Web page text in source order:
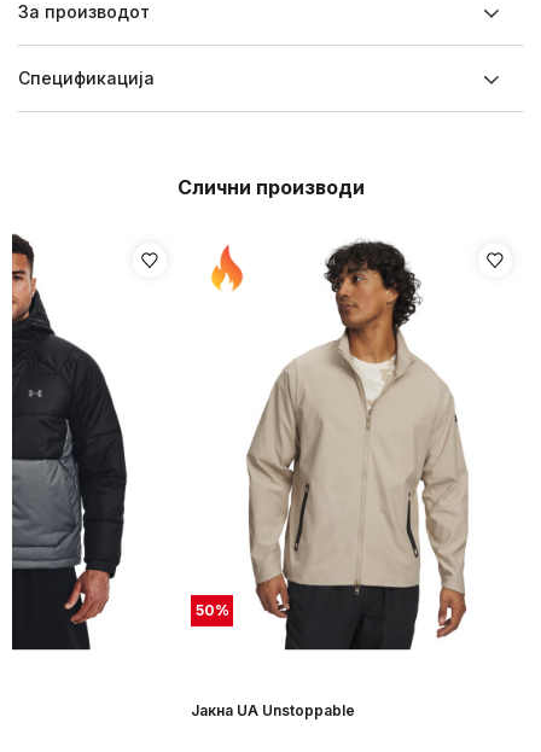
За производот
Спецификацијa
Слични производи
50%
Јакна UA Unstoppable